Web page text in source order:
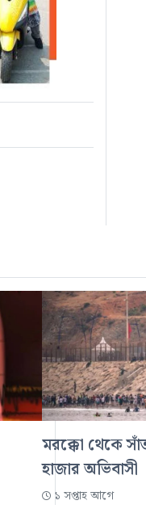
মরক্কো থেকে
হাজার অভিবাসী
১ সপ্তাহ আগে